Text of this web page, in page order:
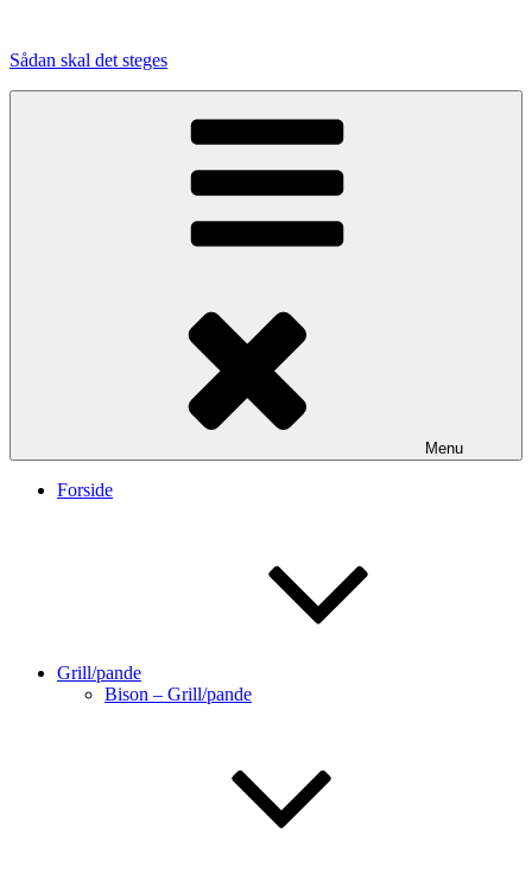
indhold
Sådan skal det steges
Menu
Forside
Grill/pande
Bison – Grill/pande